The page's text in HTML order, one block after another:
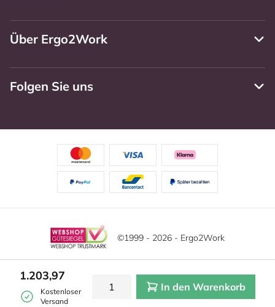
1.203,97
Kostenloser
Versand
In den Warenkorb
Über Ergo2Work
Folgen Sie uns
©1999 - 2026 - Ergo2Work
Haftungsausschluss
Allgemeine Geschäftsbedingungen
Cookie-Einstellungen
Diese Website verwendet Cookies. Lesen Sie unsere
Datenschutzerklärung für weitere Informationen.Mehr
|Verstecken